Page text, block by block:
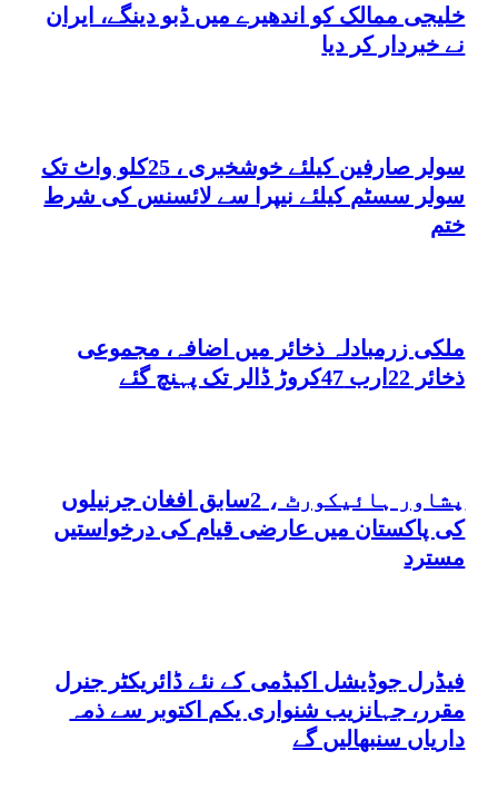
خلیجی ممالک کو اندھیرے میں ڈبو دینگے، ایران
نے خبردار کر دیا
سولر صارفین کیلئے خوشخبری ، 25کلو واٹ تک
سولر سسٹم کیلئے نیپرا سے لائسنس کی شرط
ختم
ملکی زرمبادلہ ذخائر میں اضافہ، مجموعی
ذخائر 22ارب 47کروڑ ڈالر تک پہنچ گئے
پشاور ہائیکورٹ ، 2سابق افغان جرنیلوں
کی پاکستان میں عارضی قیام کی درخواستیں
مسترد
فیڈرل جوڈیشل اکیڈمی کے نئے ڈائریکٹر جنرل
مقرر، جہانزیب شنواری یکم اکتوبر سے ذمہ
داریاں سنبھالیں گے